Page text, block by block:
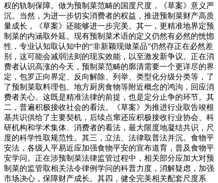
权的轨制保障。做为预制菜范畴的国度尺度，《草案》意义严
沉。当然，为进一步切实消费者的权益，推进预制菜财产高质
量成长，《草案》还能够进一步完美。其一，更精准地界定预
制菜的内涵取外延。现有预制菜术语的定义仍然有必然的恍惚
性，专业认知取认知中的“非新颖现做菜品”仍然存正在必然差
别，这可能会减弱法则的现实效能，以至激发新争议。正在消
费者认识高涨的今天，预制菜范畴的廓清需要一个更详尽的界
定，包罗正向界定、反向解除、列举、类型化分级分类等，了
了预制菜取料理包、地方厨房食物等附近概念的鸿沟，回应消
费者关心。这既是精准法律的前提，也是定分止争的环节。其
二，普遍积极接收社会的看法。《草案》为推进行业取告竣根
基共识供给了主要契机，后续点窜还应积极接收行业协会、科
研机构和学术集体、消费者的看法，最大限度地凝结共识，尺
度的科学性取规范性。其三，立法、法律取普法并沉。食物平
安法，各级人平易近应加强食物平安的宣布道育，普及食物平
安学问。正在涉预制菜法律监管过程中，相关部分应加大对预
制菜的监管取相关法令律例学问的科普力度，消解疑虑，加强
市场决心，保障财产成长。其四，健全完美相关配套尺度系